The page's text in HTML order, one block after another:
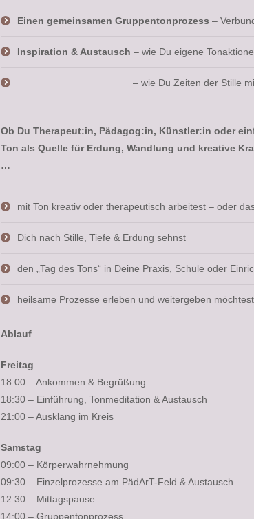
Einen gemeinsamen Gruppentonprozess –
Inspiration & Austausch – wie Du eigene
– wie Du Zeiten der Stille mit Ton in
Ob Du Therapeut:in, Pädagog:in, Künstler:in oder
Ton als Quelle für Erdung, Wandlung und kreative
…
mit Ton kreativ oder therapeutisch arbeitest – oder
Dich nach Stille, Tiefe & Erdung sehnst
den „Tag des Tons“ in Deine Praxis, Schule oder
heilsame Prozesse erleben und weitergeben möchtest
Ablauf
Freitag
18:00 – Ankommen & Begrüßung
18:30 – Einführung, Tonmeditation & Austausch
21:00 – Ausklang im Kreis
Samstag
09:00 – Körperwahrnehmung
09:30 – Einzelprozesse am PädArT-Feld & Austausch
12:30 – Mittagspause
14:00 – Gruppentonprozess